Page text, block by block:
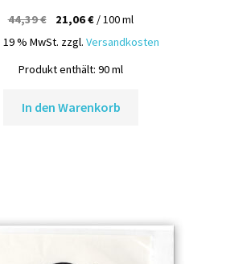
39,95 €
44,39€ 21,06€ /100ml
19 % MwSt. zzgl. Versandkosten
Produkt enthält: 90ml
In den Warenkorb